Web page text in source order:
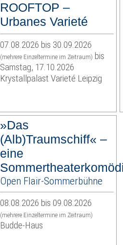
ROOFTOP –
Urbanes Varieté
07.08.2026 bis 30.09.2026
(mehrere Einzeltermine im Zeitraum) bis
Samstag, 17.10.2026
Krystallpalast Varieté Leipzig
»Das
(Alb)Traumschiff« –
eine
Open Flair-Sommerbühne
08.08.2026 bis 09.08.2026
(mehrere Einzeltermine im Zeitraum)
Budde-Haus